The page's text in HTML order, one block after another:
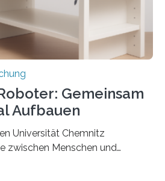
Gemeinsam
Aufbauen
Universität Chemnitz
zwischen Menschen und
Menschen eng mit